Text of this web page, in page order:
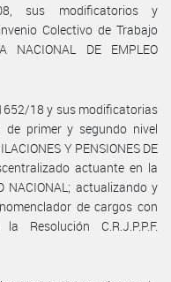
sus modificatorios y
Colectivo de Trabajo
NACIONAL DE EMPLEO
18 y sus modificatorias
primer y segundo nivel
Y PENSIONES DE
actuante en la
NACIONAL; actualizando y
de cargos con
Resolución C.R.J.P.P.F.